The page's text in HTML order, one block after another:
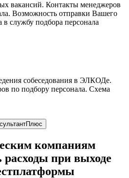
вакансий. Контакты менеджеров
Возможность отправки Вашего
службу подбора персонала
собеседования в ЭЛКОДе.
по подбору персонала. Схема
компаниям
расходы при выходе